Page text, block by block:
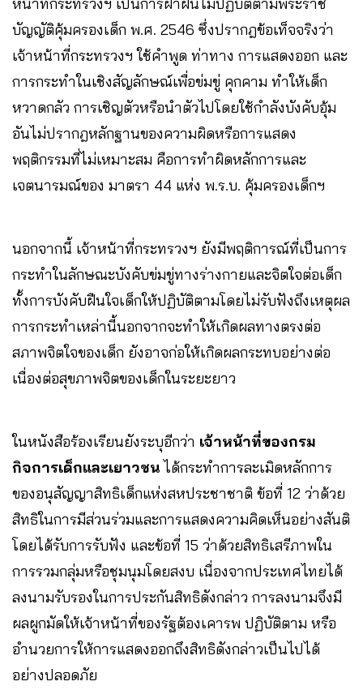
บัญญัติคุ้มครองเด็ก พ.ศ. 2546 ซึ่งปรากฎข้อเท็จจริงว่า
เจ้าหน้าที่กระทรวงฯ ใช้คำพูด ท่าทาง การแสดงออก และ
การกระทำในเชิงสัญลักษณ์เพื่อข่มขู่ คุกคาม ทำให้เด็ก
หวาดกลัว การเชิญตัวหรือนำตัวไปโดยใช้กำลังบังคับอุ้ม
อันไม่ปรากฎหลักฐานของความผิดหรือการแสดง
พฤติกรรมที่ไม่เหมาะสม คือการทำผิดหลักการและ
เจตนารมณ์ของ มาตรา 44 แห่ง พ.ร.บ. คุ้มครองเด็กฯ
นอกจากนี้ เจ้าหน้าที่กระทรวงฯ ยังมีพฤติการณ์ที่เป็นการ
กระทำในลักษณะบังคับข่มขู่ทางร่างกายและจิตใจต่อเด็ก
ทั้งการบังคับฝืนใจเด็กให้ปฏิบัติตามโดยไม่รับฟังถึงเหตุผล
การกระทำเหล่านี้นอกจากจะทำให้เกิดผลทางตรงต่อ
สภาพจิตใจของเด็ก ยังอาจก่อให้เกิดผลกระทบอย่างต่อ
เนื่องต่อสุขภาพจิตของเด็กในระยะยาว
ในหนังสือร้องเรียนยังระบุอีกว่า เจ้าหน้าที่ของกรม
กิจการเด็กและเยาวชน ได้กระทำการละเมิดหลักการ
ของอนุสัญญาสิทธิเด็กแห่งสหประชาชาติ ข้อที่ 12 ว่าด้วย
สิทธิในการมีส่วนร่วมและการแสดงความคิดเห็นอย่างสันติ
โดยได้รับการรับฟัง และข้อที่ 15 ว่าด้วยสิทธิเสรีภาพใน
การรวมกลุ่มหรือชุมนุมโดยสงบ เนื่องจากประเทศไทยได้
ลงนามรับรองในการประกันสิทธิดังกล่าว การลงนามจึงมี
ผลผูกมัดให้เจ้าหน้าที่ของรัฐต้องเคารพ ปฏิบัติตาม หรือ
อำนวยการให้การแสดงออกถึงสิทธิดังกล่าวเป็นไปได้
อย่างปลอดภัย